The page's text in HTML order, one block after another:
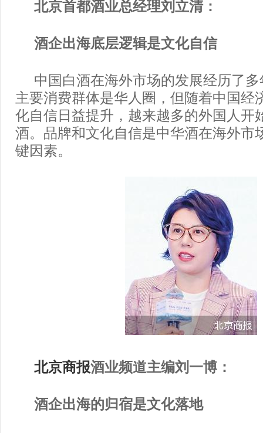
北京首都酒业总经理刘立清：
酒企出海底层逻辑是文化自信
中国白酒在海外市场的发展经历了
主要消费群体是华人圈，但随着中国经
化自信日益提升，越来越多的外国人开
酒。品牌和文化自信是中华酒在海外市
键因素。
北京商报酒业频道主编刘一博：
酒企出海的归宿是文化落地